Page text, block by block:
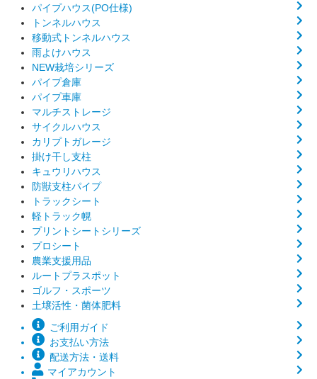
パイプハウス(PO仕様)
トンネルハウス
移動式トンネルハウス
雨よけハウス
NEW栽培シリーズ
パイプ倉庫
パイプ車庫
マルチストレージ
サイクルハウス
カリプトガレージ
掛け干し支柱
キュウリハウス
防獣支柱パイプ
トラックシート
軽トラック幌
プリントシートシリーズ
プロシート
農業支援用品
ルートプラスポット
ゴルフ・スポーツ
土壌活性・菌体肥料
ご利用ガイド
お支払い方法
配送方法・送料
マイアカウント